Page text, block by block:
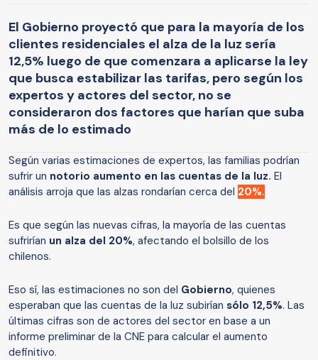
El Gobierno proyectó que para la mayoría de los
clientes residenciales el alza de la luz sería
12,5% luego de que comenzara a aplicarse la ley
que busca estabilizar las tarifas, pero según los
expertos y actores del sector, no se
consideraron dos factores que harían que suba
más de lo estimado
Según varias estimaciones de expertos, las familias podrían
sufrir un notorio aumento en las cuentas de la luz. El
análisis arroja que las alzas rondarían cerca del 20%.
Es que según las nuevas cifras, la mayoría de las cuentas
sufrirían un alza del 20%, afectando el bolsillo de los
chilenos.
Eso sí, las estimaciones no son del Gobierno, quienes
esperaban que las cuentas de la luz subirían sólo 12,5%. Las
últimas cifras son de actores del sector en base a un
informe preliminar de la CNE para calcular el aumento
definitivo.